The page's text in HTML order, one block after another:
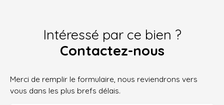
Intéressé par ce bien ?
Contactez-nous
Merci de remplir le formulaire, nous reviendrons vers
vous dans les plus brefs délais.